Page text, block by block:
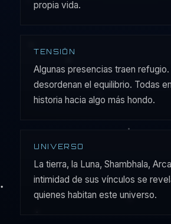
propia vida.
TENSIÓN
Algunas presencias traen refugio.
desordenan el equilibrio. Todas
historia hacia algo más hondo.
UNIVERSO
La tierra, la Luna, Shambhala,
intimidad de sus vínculos se
quienes habitan este universo.
ARCHIVO VISUAL